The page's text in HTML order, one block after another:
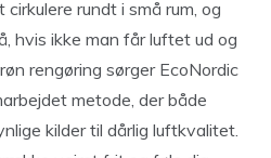
rundt i små rum, og
hvis ikke man får luftet ud og
rengøring sørger EcoNordic
metode, der både
kilder til dårlig luftkvalitet.